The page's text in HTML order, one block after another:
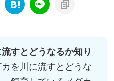
すとどうなるか知り
カを川に流すとどうな